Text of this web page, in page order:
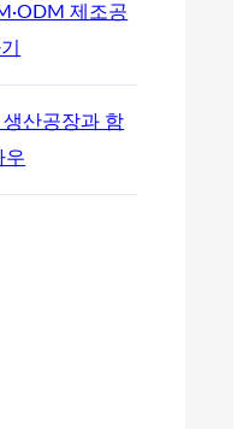
제조공
생산공장과 함
우